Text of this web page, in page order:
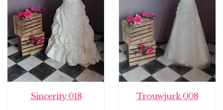
Sincerity 018 Trouwjurk 008